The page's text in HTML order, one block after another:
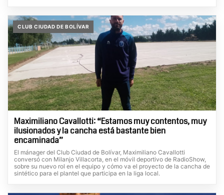
CLUB CIUDAD DE BOLÍVAR
Maximiliano Cavallotti: “Estamos muy contentos, muy
ilusionados y la cancha está bastante bien
encaminada”
El mánager del Club Ciudad de Bolívar, Maximiliano Cavallotti
conversó con Milanjo Villacorta, en el móvil deportivo de RadioShow,
sobre su nuevo rol en el equipo y cómo va el proyecto de la cancha de
sintético para el plantel que participa en la liga local.